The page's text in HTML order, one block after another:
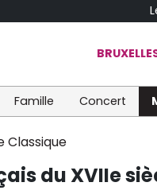
Famille Concert
Classique
du XVIIe